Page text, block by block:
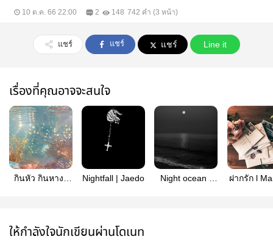
10 ต.ค. 66 22:00 2 148 742 คำ (3 หน้า)
แชร์ แชร์ แชร์ Line it
เรื่องที่คุณอาจจะสนใจ
กินหัว กินหาง ,
Nightfall | Jaedo
Night ocean |
ฝากรัก l
ให้กำลังใจนักเขียนผ่านโดเนท